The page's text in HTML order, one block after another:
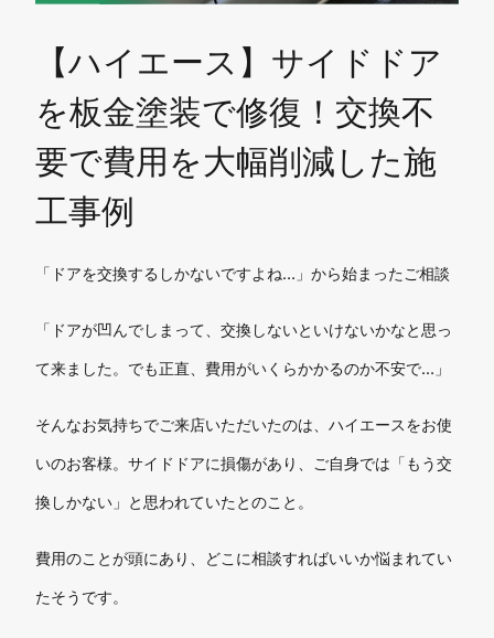
【ハイエース】サイドドア
を板金塗装で修復！交換不
要で費用を大幅削減した施
工事例
「ドアを交換するしかないですよね…」から始まったご相談
「ドアが凹んでしまって、交換しないといけないかなと思っ
て来ました。でも正直、費用がいくらかかるのか不安で…」
そんなお気持ちでご来店いただいたのは、ハイエースをお使
いのお客様。サイドドアに損傷があり、ご自身では「もう交
換しかない」と思われていたとのこと。
費用のことが頭にあり、どこに相談すればいいか悩まれてい
たそうです。